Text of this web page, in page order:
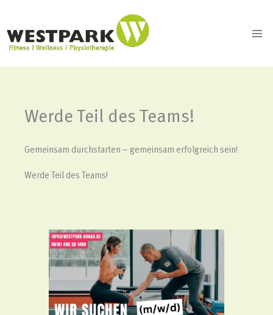
springen
Werde Teil des Teams!
Gemeinsam durchstarten – gemeinsam erfolgreich sein!
Werde Teil des Teams!